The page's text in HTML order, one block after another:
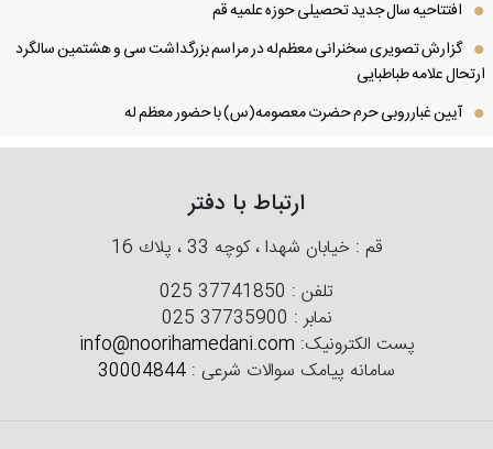
افتتاحیه سال جدید تحصیلی حوزه علمیه قم
گزارش تصویری سخنرانی معظم‌له در مراسم بزرگداشت سی و هشتمین سالگرد
علامه طباطبایی
آیین غبارروبی حرم حضرت معصومه(س) با حضور معظم له
ارتباط با دفتر
قم : خیابان شهدا ، كوچه 33 ، پلاك 16
تلفن :025 37741850
نمابر :025 37735900
پست الکترونیک:info@noorihamedani.com
سامانه پیامک سوالات شرعی : 30004844